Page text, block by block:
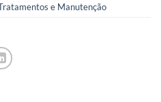
e Manutenção